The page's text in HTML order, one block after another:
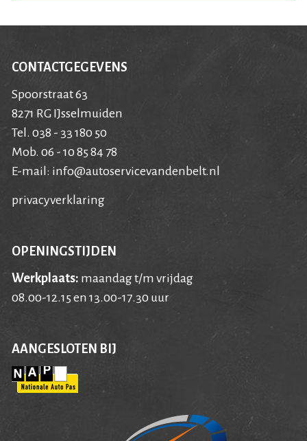
CONTACTGEGEVENS
Spoorstraat 63
8271 RG IJsselmuiden
Tel. 038 - 33 180 50
Mob. 06 - 10 85 84 78
E-mail: info@autoservicevandenbelt.nl
privacyverklaring
OPENINGSTIJDEN
Werkplaats: maandag t/m vrijdag
08.00-12.15 en 13.00-17.30 uur
AANGESLOTEN BIJ